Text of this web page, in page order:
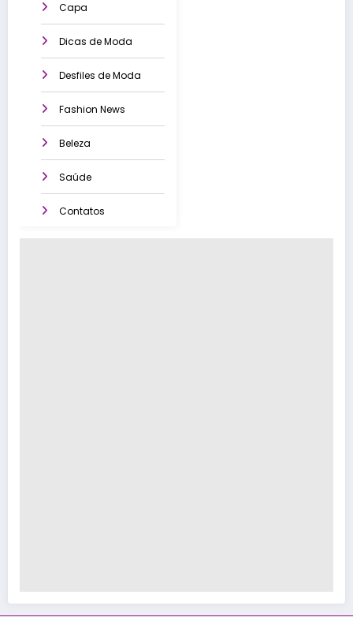
Capa
Dicas de Moda
Desfiles de Moda
Fashion News
Beleza
Saúde
Contatos